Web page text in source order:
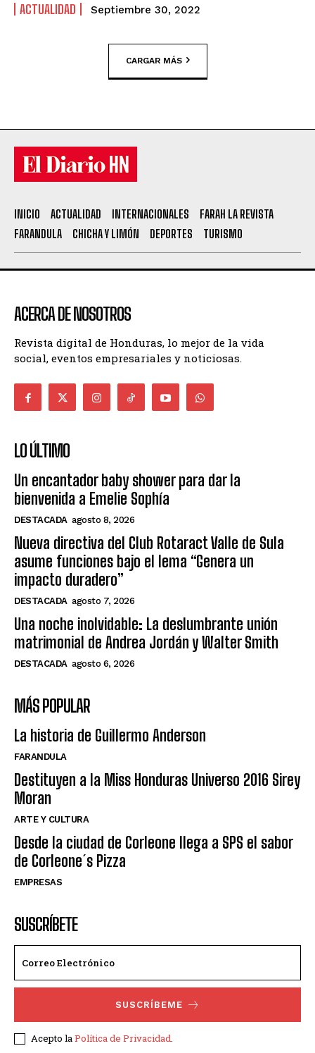
ACTUALIDAD Septiembre 30, 2022
CARGAR MÁS
INICIO ACTUALIDAD INTERNACIONALES
FARAH LA REVISTA
FARANDULA
CHICHA Y LIMÓN DEPORTES TURISMO
ACERCA DE NOSOTROS
Revista digital de Honduras, lo mejor de la vida
social, eventos empresariales y noticiosas.
LO ÚLTIMO
Un encantador baby shower para dar la
bienvenida a Emelie Sophía
DESTACADA agosto 8, 2026
Nueva directiva del Club Rotaract Valle de Sula
asume funciones bajo el lema “Genera un
impacto duradero”
DESTACADA agosto 7, 2026
Una noche inolvidable: La deslumbrante unión
matrimonial de Andrea Jordán y Walter Smith
DESTACADA agosto 6, 2026
MÁS POPULAR
La historia de Guillermo Anderson
FARANDULA
Destituyen a la Miss Honduras Universo 2016 Sirey
Moran
ARTE Y CULTURA
Desde la ciudad de Corleone llega a SPS el sabor
de Corleone´s Pizza
EMPRESAS
SUSCRÍBETE
SUSCRÍBEME
Acepto laPolítica de Privacidad.